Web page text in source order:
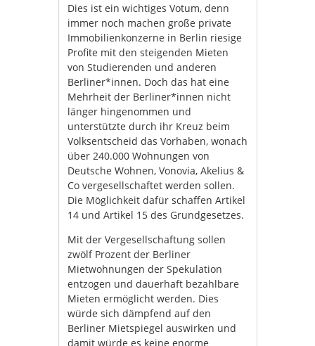
Dies ist ein wichtiges Votum, denn
immer noch machen große private
Immobilienkonzerne in Berlin riesige
Profite mit den steigenden Mieten
von Studierenden und anderen
Berliner*innen. Doch das hat eine
Mehrheit der Berliner*innen nicht
länger hingenommen und
unterstützte durch ihr Kreuz beim
Volksentscheid das Vorhaben, wonach
über 240.000 Wohnungen von
Deutsche Wohnen, Vonovia, Akelius &
Co vergesellschaftet werden sollen.
Die Möglichkeit dafür schaffen Artikel
14 und Artikel 15 des Grundgesetzes.
Mit der Vergesellschaftung sollen
zwölf Prozent der Berliner
Mietwohnungen der Spekulation
entzogen und dauerhaft bezahlbare
Mieten ermöglicht werden. Dies
würde sich dämpfend auf den
Berliner Mietspiegel auswirken und
damit würde es keine enorme